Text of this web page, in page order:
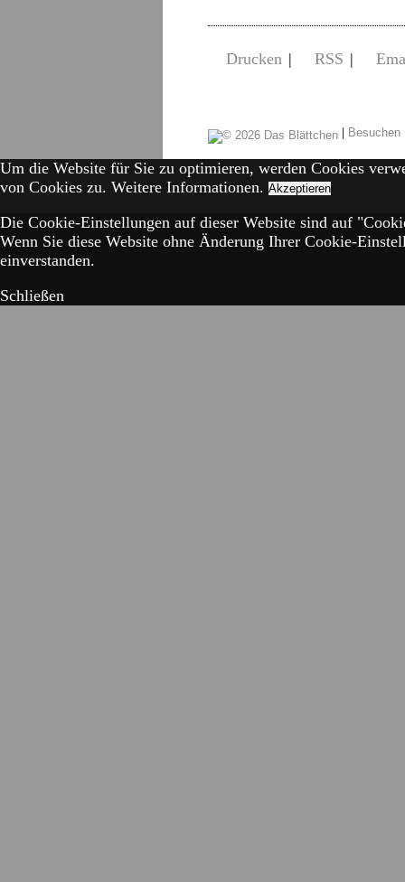
Drucken | RSS |
|
Um die Website für Sie zu optimieren, werden Cookies
von Cookies zu. Weitere Informationen. Akzeptieren
Die Cookie-Einstellungen auf dieser Website sind auf
Wenn Sie diese Website ohne Änderung Ihrer Cookie-
einverstanden.
Schließen